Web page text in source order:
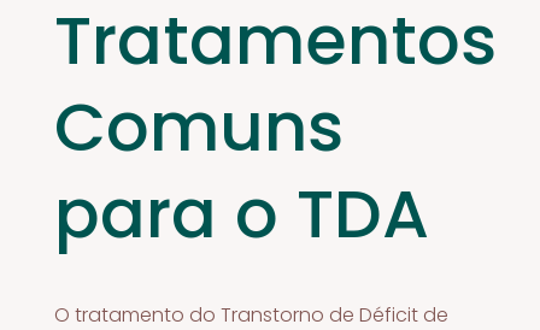
Tratamentos
Comuns
para o TDA
O tratamento do Transtorno de Déficit de